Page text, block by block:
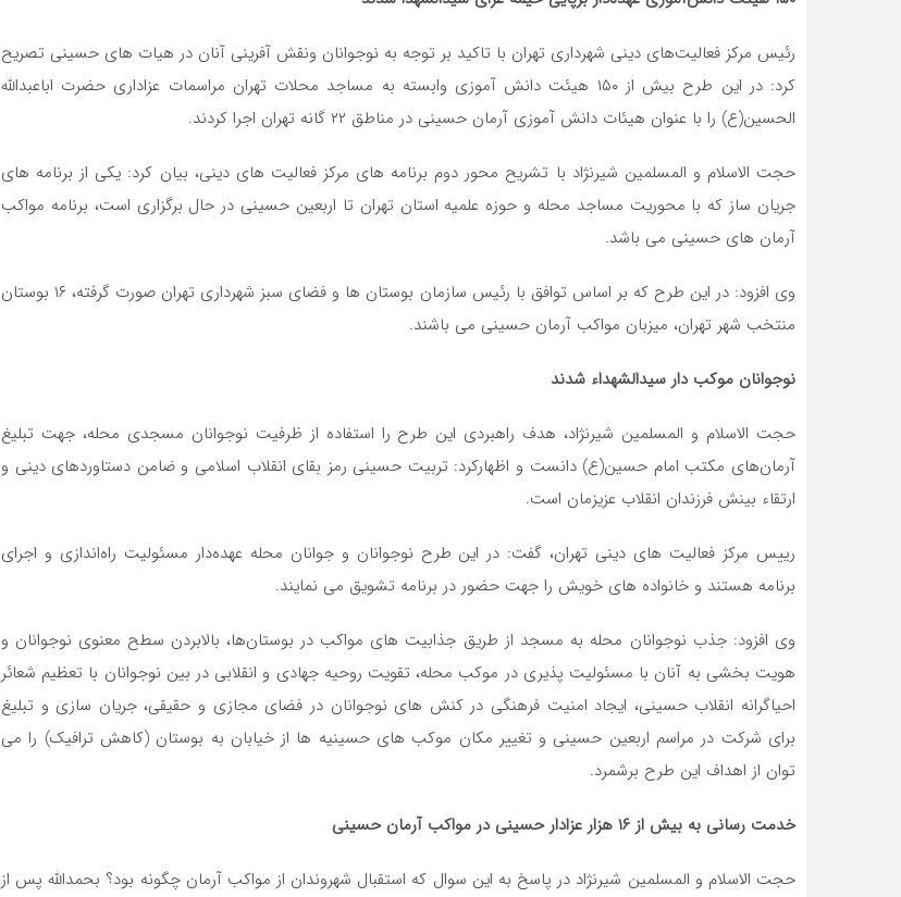
رئیس مرکز فعالیت‌های دینی شهرداری تهران با تاکید بر توجه به نوجوانان ونقش آفرینی آنان در هیات های حسینی تصریح
کرد: در این طرح بیش از ۱۵۰ هیئت دانش آموزی وابسته به مساجد محلات تهران مراسمات عزاداری حضرت اباعبدالله
الحسین(ع) را با عنوان هیئات دانش آموزی آرمان حسینی در مناطق ۲۲ گانه تهران اجرا کردند.
حجت الاسلام و المسلمین شیرنژاد با تشریح محور دوم برنامه های مرکز فعالیت های دینی، بیان کرد: یکی از برنامه های
جریان ساز که با محوریت مساجد محله و حوزه علمیه استان تهران تا اربعین حسینی در حال برگزاری است، برنامه مواکب
آرمان های حسینی می باشد.
وی افزود: در این طرح که بر اساس توافق با رئیس سازمان بوستان ها و فضای سبز شهرداری تهران صورت گرفته، ۱۶ بوستان
منتخب شهر تهران، میزبان مواکب آرمان حسینی می باشند.
نوجوانان موکب دار سیدالشهداء شدند
حجت الاسلام و المسلمین شیرنژاد، هدف راهبردی این طرح را استفاده از ظرفیت نوجوانان مسجدی محله، جهت تبلیغ
آرمان‌های مکتب امام حسین(ع) دانست و اظهارکرد: تربیت حسینی رمز بقای انقلاب اسلامی و ضامن دستاوردهای دینی و
ارتقاء بینش فرزندان انقلاب عزیزمان است.
رییس مرکز فعالیت های دینی تهران، گفت: در این طرح نوجوانان و جوانان محله عهده‌دار مسئولیت راه‌اندازی و اجرای
برنامه هستند و خانواده های خویش را جهت حضور در برنامه تشویق می نمایند.
وی افزود: جذب نوجوانان محله به مسجد از طریق جذابیت های مواکب در بوستان‌ها، بالابردن سطح معنوی نوجوانان و
هویت بخشی به آنان با مسئولیت پذیری در موکب محله، تقویت روحیه جهادی و انقلابی در بین نوجوانان با تعظیم شعائر
احیاگرانه انقلاب حسینی، ایجاد امنیت فرهنگی در کنش های نوجوانان در فضای مجازی و حقیقی، جریان سازی و تبلیغ
برای شرکت در مراسم اربعین حسینی و تغییر مکان موکب های حسینیه ها از خیابان به بوستان (کاهش ترافیک) را می
توان از اهداف این طرح برشمرد.
خدمت رسانی به بیش از ۱۶ هزار عزادار حسینی در مواکب آرمان حسینی
حجت الاسلام و المسلمین شیرنژاد در پاسخ به این سوال که استقبال شهروندان از مواکب آرمان چگونه بود؟ بحمدالله پس از